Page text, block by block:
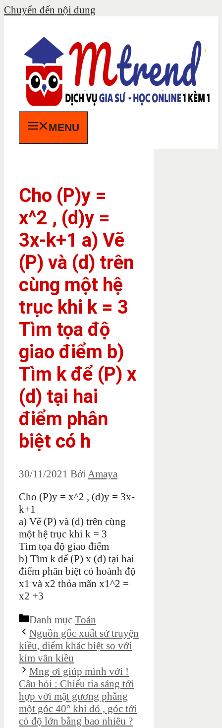
Chuyển đến nội dung
MENU
Cho (P)y =
x^2 , (d)y =
3x-k+1 a) Vẽ
(P) và (d) trên
cùng một hệ
trục khi k = 3
Tìm tọa độ
giao điểm b)
Tìm k để (P) x
(d) tại hai
điểm phân
biệt có h
30/11/2021 BởiAmaya
Cho (P)y = x^2 , (d)y = 3x-
k+1
a) Vẽ (P) và (d) trên cùng
một hệ trục khi k = 3
Tìm tọa độ giao điểm
b) Tìm k để (P) x (d) tại hai
điểm phân biệt có hoành độ
x1 và x2 thỏa mãn x1^2 =
x2 +3
Danh mục Toán
Nguồn gốc xuất sứ truyện
kiều, điểm khác biệt so với
kim vân kiều
Mng ơi giúp mình với !
Câu hỏi : Chiếu tia sáng tới
hợp với mặt gương phẳng
một góc 40° khi đó , góc tới
có độ lớn bằng bao nhiêu ?